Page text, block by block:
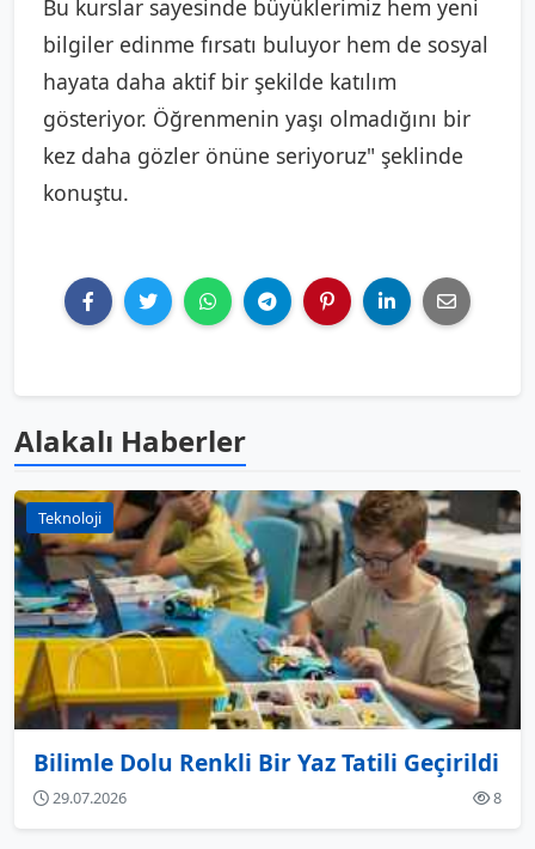
Bu kurslar sayesinde büyüklerimiz hem yeni
bilgiler edinme fırsatı buluyor hem de sosyal
hayata daha aktif bir şekilde katılım
gösteriyor. Öğrenmenin yaşı olmadığını bir
kez daha gözler önüne seriyoruz" şeklinde
konuştu.
Alakalı Haberler
Teknoloji
Bilimle Dolu Renkli Bir Yaz Tatili Geçirildi
29.07.2026 8